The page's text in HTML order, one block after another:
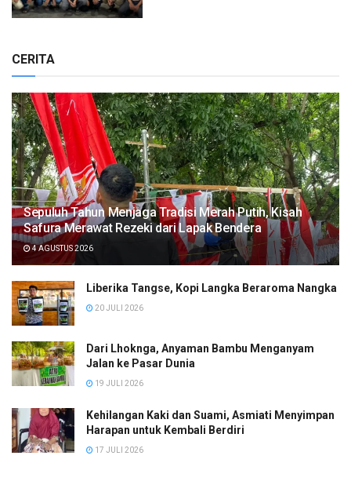
CERITA
Sepuluh Tahun Menjaga Tradisi Merah Putih, Kisah
Safura Merawat Rezeki dari Lapak Bendera
4 AGUSTUS 2026
Liberika Tangse, Kopi Langka Beraroma Nangka
20 JULI 2026
Dari Lhoknga, Anyaman Bambu Menganyam
Jalan ke Pasar Dunia
19 JULI 2026
Kehilangan Kaki dan Suami, Asmiati Menyimpan
Harapan untuk Kembali Berdiri
17 JULI 2026